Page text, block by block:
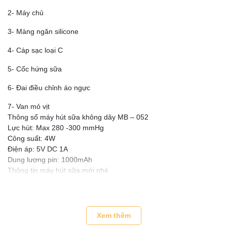
2- Máy chủ
3- Màng ngăn silicone
4- Cáp sạc loại C
5- Cốc hứng sữa
6- Đai điều chỉnh áo ngực
7- Van mỏ vịt
Thông số máy hút sữa không dây MB – 052
Lực hút: Max 280 -300 mmHg
Công suất: 4W
Điện áp: 5V DC 1A
Dung lượng pin: 1000mAh
Thông tin máy hút sữa mới nhé
Máy hút sữa không dây Moaz BéBé MB – 052 giúp em hút sữa
một cách đơn giản mà không cần dây nối. Máy có thể mặc được
Xem thêm